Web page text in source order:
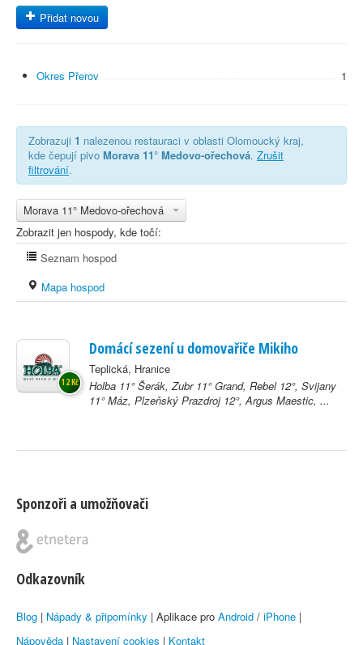
Přidat novou
Okres Přerov 1
Zobrazuji 1 nalezenou restauraci v oblasti Olomoucký kraj,
kde čepují pivo Morava 11° Medovo-ořechová. Zrušit
filtrování.
Morava 11° Medovo-ořechová
Zobrazit jen hospody, kde točí:
Seznam hospod
Mapa hospod
Domácí sezení u domovařiče Mikiho
Teplická, Hranice
Holba 11° Šerák, Zubr 11° Grand, Rebel 12°, Svijany
11° Máz, Plzeňský Prazdroj 12°, Argus Maestic, ...
12 Kč
Sponzoři a umožňovači
Odkazovník
Blog | Nápady & připomínky | Aplikace pro Android / iPhone |
Nápověda | Nastavení cookies | Kontakt